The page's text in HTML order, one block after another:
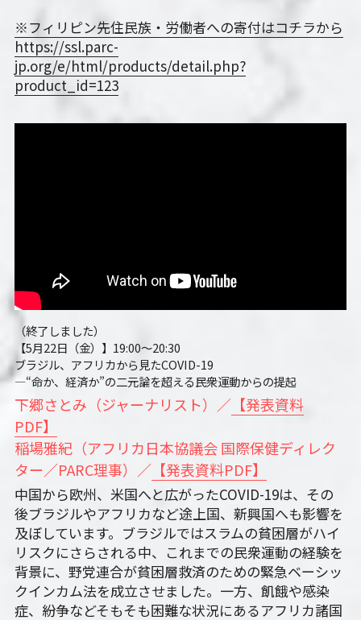
※フィリピン先住民族・労働者への寄付はコチラから
https://ssl.parc-
jp.org/e/html/products/detail.php?
product_id=123
（終了しました）
【5月22日（金）】19:00～20:30
ブラジル、アフリカから見たCOVID-19
―“命か、経済か”の二元論を超える民衆運動からの提起
下郷さとみ（ジャーナリスト）／ 【発表資料
PDF】
稲場雅紀（アフリカ日本協議会 国際保健ディレク
ター／PARC理事）／ 【発表資料PDF】
中国から欧州、米国へと広がったCOVID-19は、その
後ブラジルやアフリカなど途上国、新興国へも影響を
及ぼしています。ブラジルではスラムの貧困層がハイ
リスクにさらされる中、これまでの民衆運動の経験を
背景に、野党連合が貧困層救済のための緊急ベーシッ
クインカム法を成立させました。一方、飢餓や感染
症、紛争などそもそも困難な状況にあるアフリカ諸国